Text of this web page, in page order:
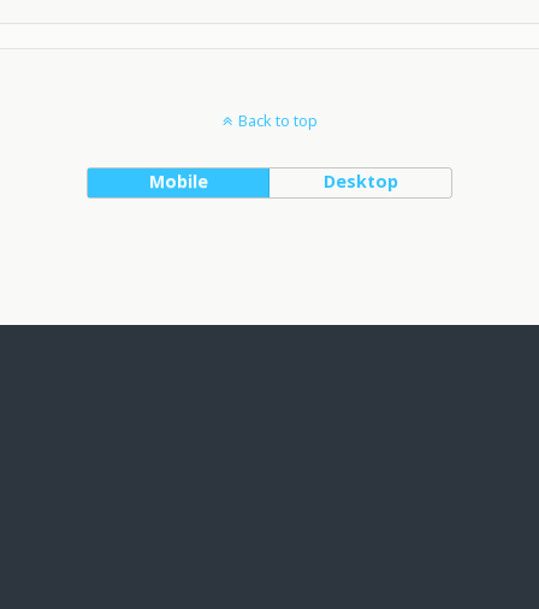
Back to top
Mobile Desktop